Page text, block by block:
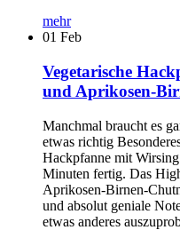
mehr
01 Feb
Vegetarische
und Aprikosen-
Manchmal braucht es
etwas richtig
Hackpfanne mit
Minuten fertig. Das
Aprikosen-Birnen-
und absolut geniale
etwas anderes